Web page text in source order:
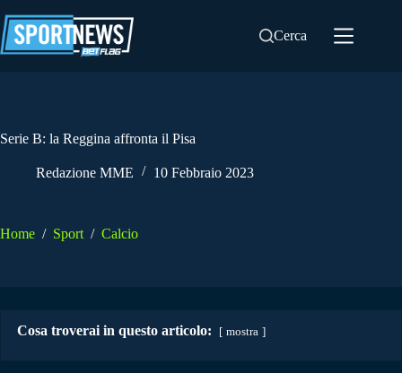
al
contenuto
Cerca
Serie B: la Reggina affronta il Pisa
Redazione MME 10 Febbraio 2023
Home / Sport / Calcio
Cosa troverai in questo articolo: mostra